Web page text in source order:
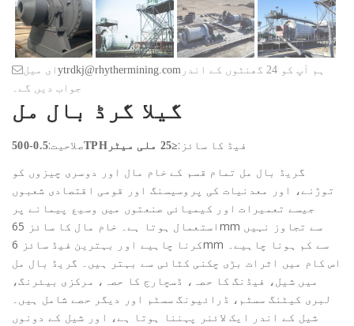
ای میل ytrdkj@rhythermining.com ہم آپ کو 24 گھنٹوں کے اندر
جواب دیں گے۔
گیلا گرڈ بال مل
صلاحیت:0.5-500TPH فیڈ کا سائز:≤25 ملی میٹر
گریڈ بال مل تمام قسم کے خام مال اور دوسری چیزوں کو
توڑنے، اور معدنیات کی پروسیسنگ اور قومی اقتصادی شعبوں
جیسے تعمیرات اور کیمیائی صنعتوں میں وسیع پیمانے پر
استعمال ہوتا ہے۔ خام مال کا سائز 65mm سے تجاوز نہیں
کرنا چاہیے اور بہترین فیڈ سائز 6mm سے کم ہونا چاہیے۔
اس کام میں اثرات بڑی چکنی کٹائی سے بہتر ہیں۔ گریڈ بال مل
میں شیل، فیڈنگ کا حصہ، ڈسچارج کا حصہ، مرکزی بیئرنگ،
لبری کیٹنگ سسٹم، ڈرائیونگ سسٹم اور دیگر حصے شامل ہیں۔
شیل کے اندر ایک لائنر پہننا ہوتا ہے، اور شیل کے دونوں